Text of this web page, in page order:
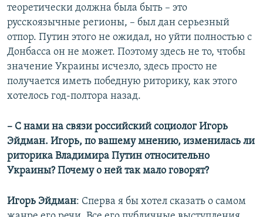
теоретически должна была быть – это
русскоязычные регионы, – был дан серьезный
отпор. Путин этого не ожидал, но уйти полностью с
Донбасса он не может. Поэтому здесь не то, чтобы
значение Украины исчезло, здесь просто не
получается иметь победную риторику, как этого
хотелось год-полтора назад.
– С нами на связи российский социолог Игорь
Эйдман. Игорь, по вашему мнению, изменилась ли
риторика Владимира Путин относительно
Украины? Почему о ней так мало говорят?
Игорь Эйдман: Сперва я бы хотел сказать о самом